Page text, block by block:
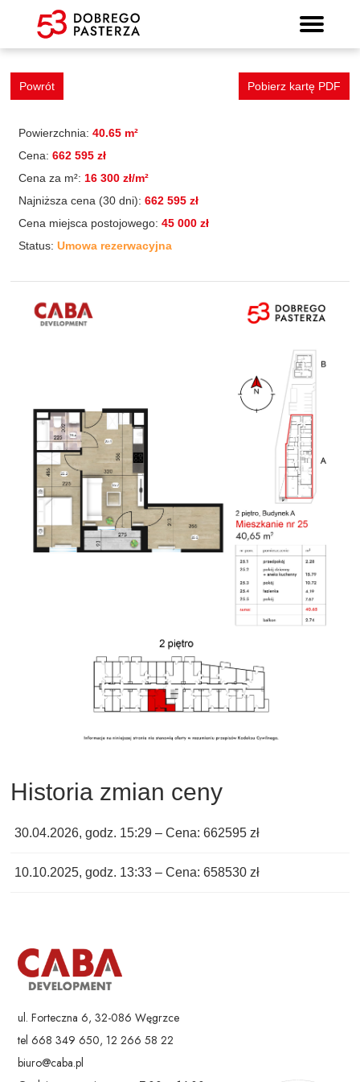
Mieszkanie 25
Wyszukiwarka mieszkań
Powrót Pobierz kartę PDF
Powierzchnia: 40.65 m²
Cena: 662 595 zł
Cena za m²: 16 300 zł/m²
Najniższa cena (30 dni): 662 595 zł
Cena miejsca postojowego: 45 000 zł
Status: Umowa rezerwacyjna
Historia zmian ceny
30.04.2026, godz. 15:29 – Cena: 662595 zł
10.10.2025, godz. 13:33 – Cena: 658530 zł
ul. Forteczna 6, 32-086 Węgrzce
tel 668 349 650, 12 266 58 22
biuro@caba.pl